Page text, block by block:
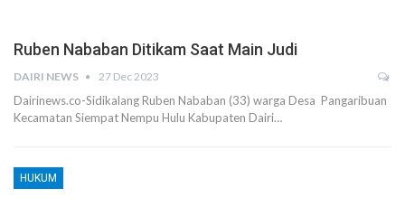
Ruben Nababan Ditikam Saat Main Judi
DAIRI NEWS 27 Dec 2023
Dairinews.co-Sidikalang Ruben Nababan (33) warga Desa Pangaribuan
Kecamatan Siempat Nempu Hulu Kabupaten Dairi…
HUKUM